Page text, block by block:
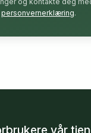
personvernerklæring.
vår